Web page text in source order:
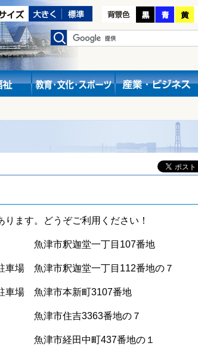
ます。どうぞご利用ください！
場 魚津市釈迦堂一丁目107番地
車場 魚津市釈迦堂一丁目112番地の７
車場 魚津市本新町3107番地
市住吉3363番地の７
経田中町437番地の１